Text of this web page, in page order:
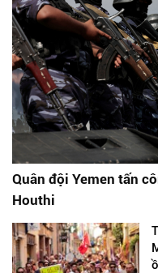
Quân đội Yemen tấn
Houthi